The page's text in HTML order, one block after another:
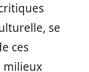
se
ces
milieux